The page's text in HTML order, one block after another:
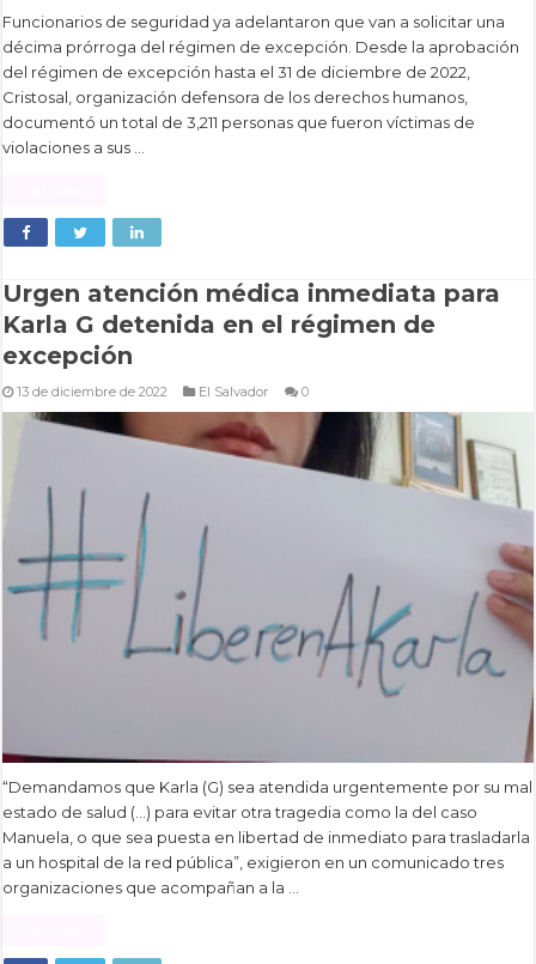
Funcionarios de seguridad ya adelantaron que van a solicitar una
décima prórroga del régimen de excepción. Desde la aprobación
del régimen de excepción hasta el 31 de diciembre de 2022,
Cristosal, organización defensora de los derechos humanos,
documentó un total de 3,211 personas que fueron víctimas de
violaciones a sus …
Urgen atención médica inmediata para
Karla G detenida en el régimen de
excepción
13 de diciembre de 2022 El Salvador 0
“Demandamos que Karla (G) sea atendida urgentemente por su mal
estado de salud (…) para evitar otra tragedia como la del caso
Manuela, o que sea puesta en libertad de inmediato para trasladarla
a un hospital de la red pública”, exigieron en un comunicado tres
organizaciones que acompañan a la …